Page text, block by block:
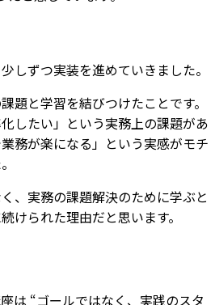
しずつ実装を進めていきました。
題と学習を結びつけたことです。
したい」という実務上の課題があ
務が楽になる」という実感がモチ
、実務の課題解決のために学ぶと
けられた理由だと思います。
は “ゴールではなく、実践のスタ